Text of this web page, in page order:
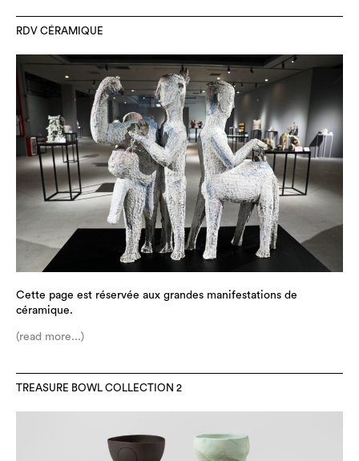
RDV CÉRAMIQUE
Cette page est réservée aux grandes manifestations de
céramique.
(read more...)
TREASURE BOWL COLLECTION 2